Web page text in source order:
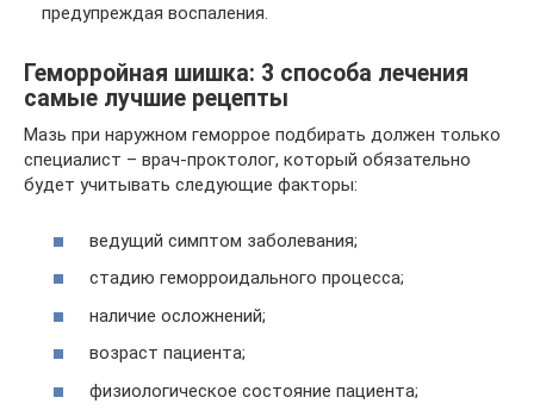
предупреждая воспаления.
Геморройная шишка: 3 способа лечения
самые лучшие рецепты
Мазь при наружном геморрое подбирать должен только
специалист – врач-проктолог, который обязательно
будет учитывать следующие факторы:
ведущий симптом заболевания;
стадию геморроидального процесса;
наличие осложнений;
возраст пациента;
физиологическое состояние пациента;